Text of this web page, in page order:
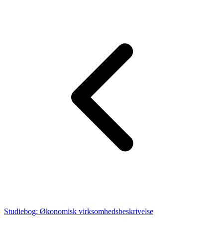
Studiebog: Økonomisk virksomhedsbeskrivelse